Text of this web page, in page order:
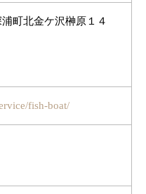
町北金ケ沢榊原１４
fish-boat/